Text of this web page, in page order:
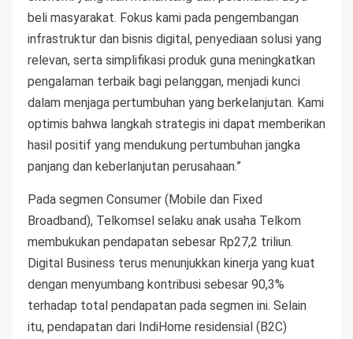
beli masyarakat. Fokus kami pada pengembangan
infrastruktur dan bisnis digital, penyediaan solusi yang
relevan, serta simplifikasi produk guna meningkatkan
pengalaman terbaik bagi pelanggan, menjadi kunci
dalam menjaga pertumbuhan yang berkelanjutan. Kami
optimis bahwa langkah strategis ini dapat memberikan
hasil positif yang mendukung pertumbuhan jangka
panjang dan keberlanjutan perusahaan.”
Pada segmen Consumer (Mobile dan Fixed
Broadband), Telkomsel selaku anak usaha Telkom
membukukan pendapatan sebesar Rp27,2 triliun.
Digital Business terus menunjukkan kinerja yang kuat
dengan menyumbang kontribusi sebesar 90,3%
terhadap total pendapatan pada segmen ini. Selain
itu, pendapatan dari IndiHome residensial (B2C)